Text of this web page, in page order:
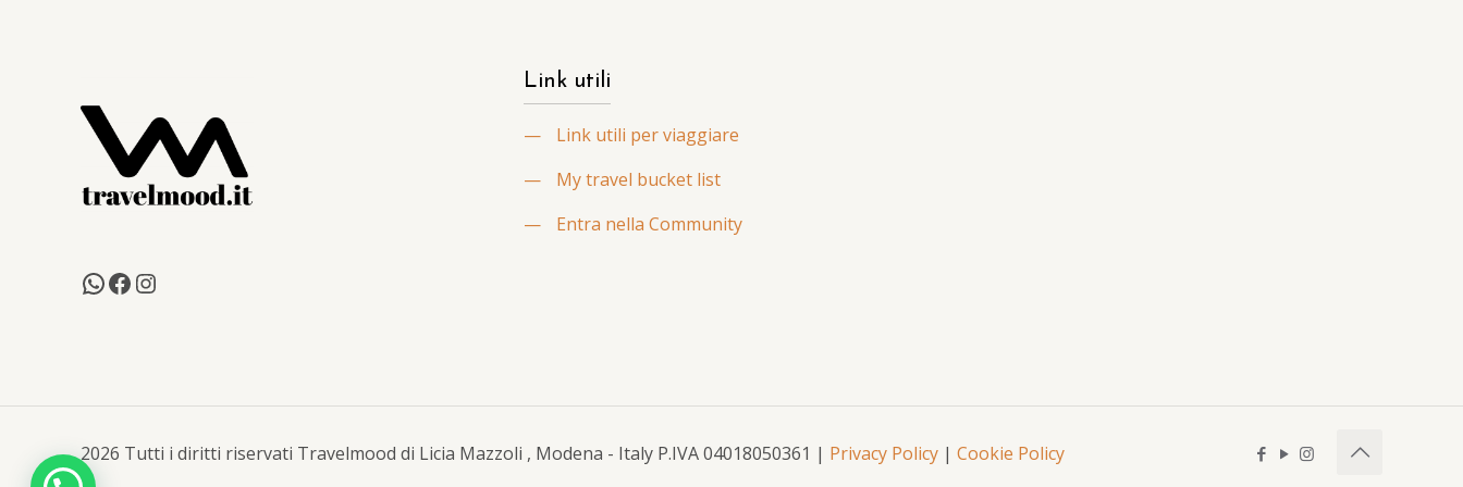
Link utili
—
Link utili per viaggiare
—
My travel bucket list
—
Entra nella Community
2026 Tutti i diritti riservati Travelmood di Licia Mazzoli , Modena - Italy P.IVA 04018050361 | Privacy Policy | Cookie Policy